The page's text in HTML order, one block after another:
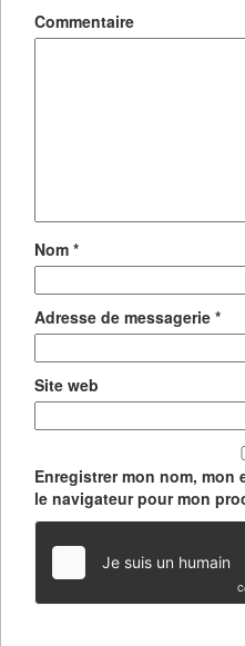
Commentaire
Nom *
Adresse de messagerie *
Site web
Enregistrer mon nom, mon
le navigateur pour mon